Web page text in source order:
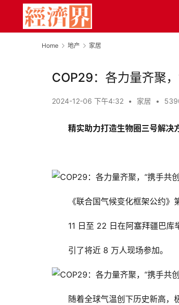
Home 地产 家居
COP29：各力量齐聚
2024-12-06 下午4:32 • 家居 •
精实助力打造⽣物圈三号解决
《联合国气候变化框架公约
11 日至 22 日在阿塞拜疆巴库
引了将近 8 万人现场参加。
随着全球气温创下历史新高，